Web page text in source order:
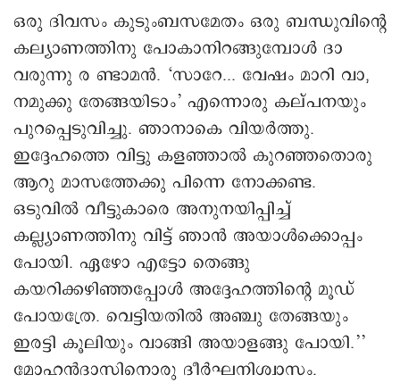
ഒരു ദിവസം കുടുംബസമേതം ഒരു ബന്ധുവിന്റെ
കല്യാണത്തിനു പോകാനിറങ്ങുമ്പോൾ ദാ
വരുന്നു ര ണ്ടാമൻ. ‘സാറേ... വേഷം മാറി വാ,
നമുക്കു തേങ്ങയിടാം’ എന്നൊരു കല്പനയും
പുറപ്പെടുവിച്ചു. ഞാനാകെ വിയർത്തു.
ഇദ്ദേഹത്തെ വിട്ടു കളഞ്ഞാൽ കുറഞ്ഞതൊരു
ആറു മാസത്തേക്കു പിന്നെ നോക്കണ്ട.
ഒടുവിൽ വീട്ടുകാരെ അനുനയിപ്പിച്ച്
കല്ല്യാണത്തിനു വിട്ട് ഞാൻ അയാൾക്കൊപ്പം
പോയി. ഏഴോ എട്ടോ തെങ്ങു
കയറിക്കഴിഞ്ഞപ്പോൾ അദ്ദേഹത്തിന്റെ മൂഡ്
പോയത്രേ. വെട്ടിയതിൽ അഞ്ചു തേങ്ങയും
ഇരട്ടി കൂലിയും വാങ്ങി അയാളങ്ങു പോയി.’’
മോഹൻദാസിനൊരു ദീർഘനിശ്വാസം.